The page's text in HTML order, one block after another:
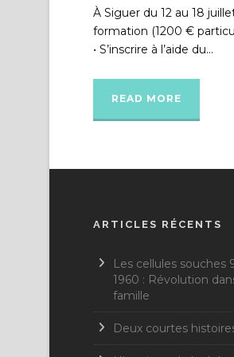
À Siguer du 12 au 18
formation (1200 €
• S’inscrire à l’aide du...
READ MORE
ARTICLES RÉCENTS
Les cellules souches
1960 : Révolution
famille
Deux courtes